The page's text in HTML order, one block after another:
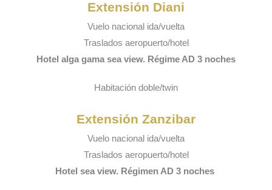
Extensión Diani
Vuelo nacional ida/vuelta
Traslados aeropuerto/hotel
Hotel alga gama sea view. Régime AD 3 noches
Habitación doble/twin
Extensión Zanzibar
Vuelo nacional ida/vuelta
Traslados aeropuerto/hotel
Hotel sea view. Régimen AD 3 noches